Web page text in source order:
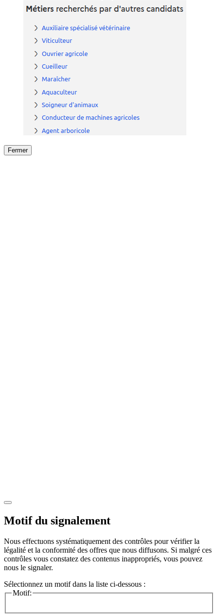
Fermer
Motif du signalement
Nous effectuons systématiquement des contrôles pour vérifier la
légalité et la conformité des offres que nous diffusons. Si malgré ces
contrôles vous constatez des contenus inappropriés, vous pouvez
nous le signaler.
Sélectionnez un motif dans la liste ci-dessous :
Motif: